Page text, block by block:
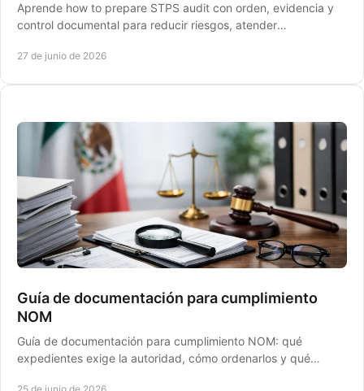
Aprende how to prepare STPS audit con orden, evidencia y
control documental para reducir riesgos, atender
27 de junio de 2026
Guía de documentación para cumplimiento
NOM
Guía de documentación para cumplimiento NOM: qué
expedientes exige la autoridad, cómo ordenarlos y qué